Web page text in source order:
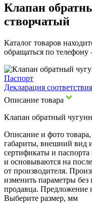
Клапан
створчатый
Каталог товаров
обращаться по телефону
Паспорт
Декларация соответствия
Описание товара
Клапан обратный
Описание и фото товара,
габариты, внешний вид
сертификаты и
и основываются на
от производителя.
изменить параметры без
продавца. Предложение
Выберите размер, мм